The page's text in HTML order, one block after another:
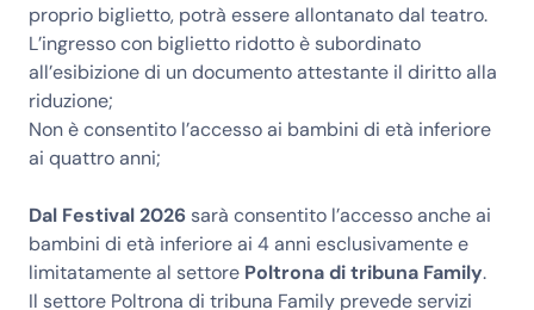
proprio biglietto, potrà essere allontanato dal teatro.
L’ingresso con biglietto ridotto è subordinato
all’esibizione di un documento attestante il diritto alla
riduzione;
Non è consentito l’accesso ai bambini di età inferiore
ai quattro anni;
Dal Festival 2026 sarà consentito l’accesso anche ai
bambini di età inferiore ai 4 anni esclusivamente e
limitatamente al settore Poltrona di tribuna Family.
Il settore Poltrona di tribuna Family prevede servizi